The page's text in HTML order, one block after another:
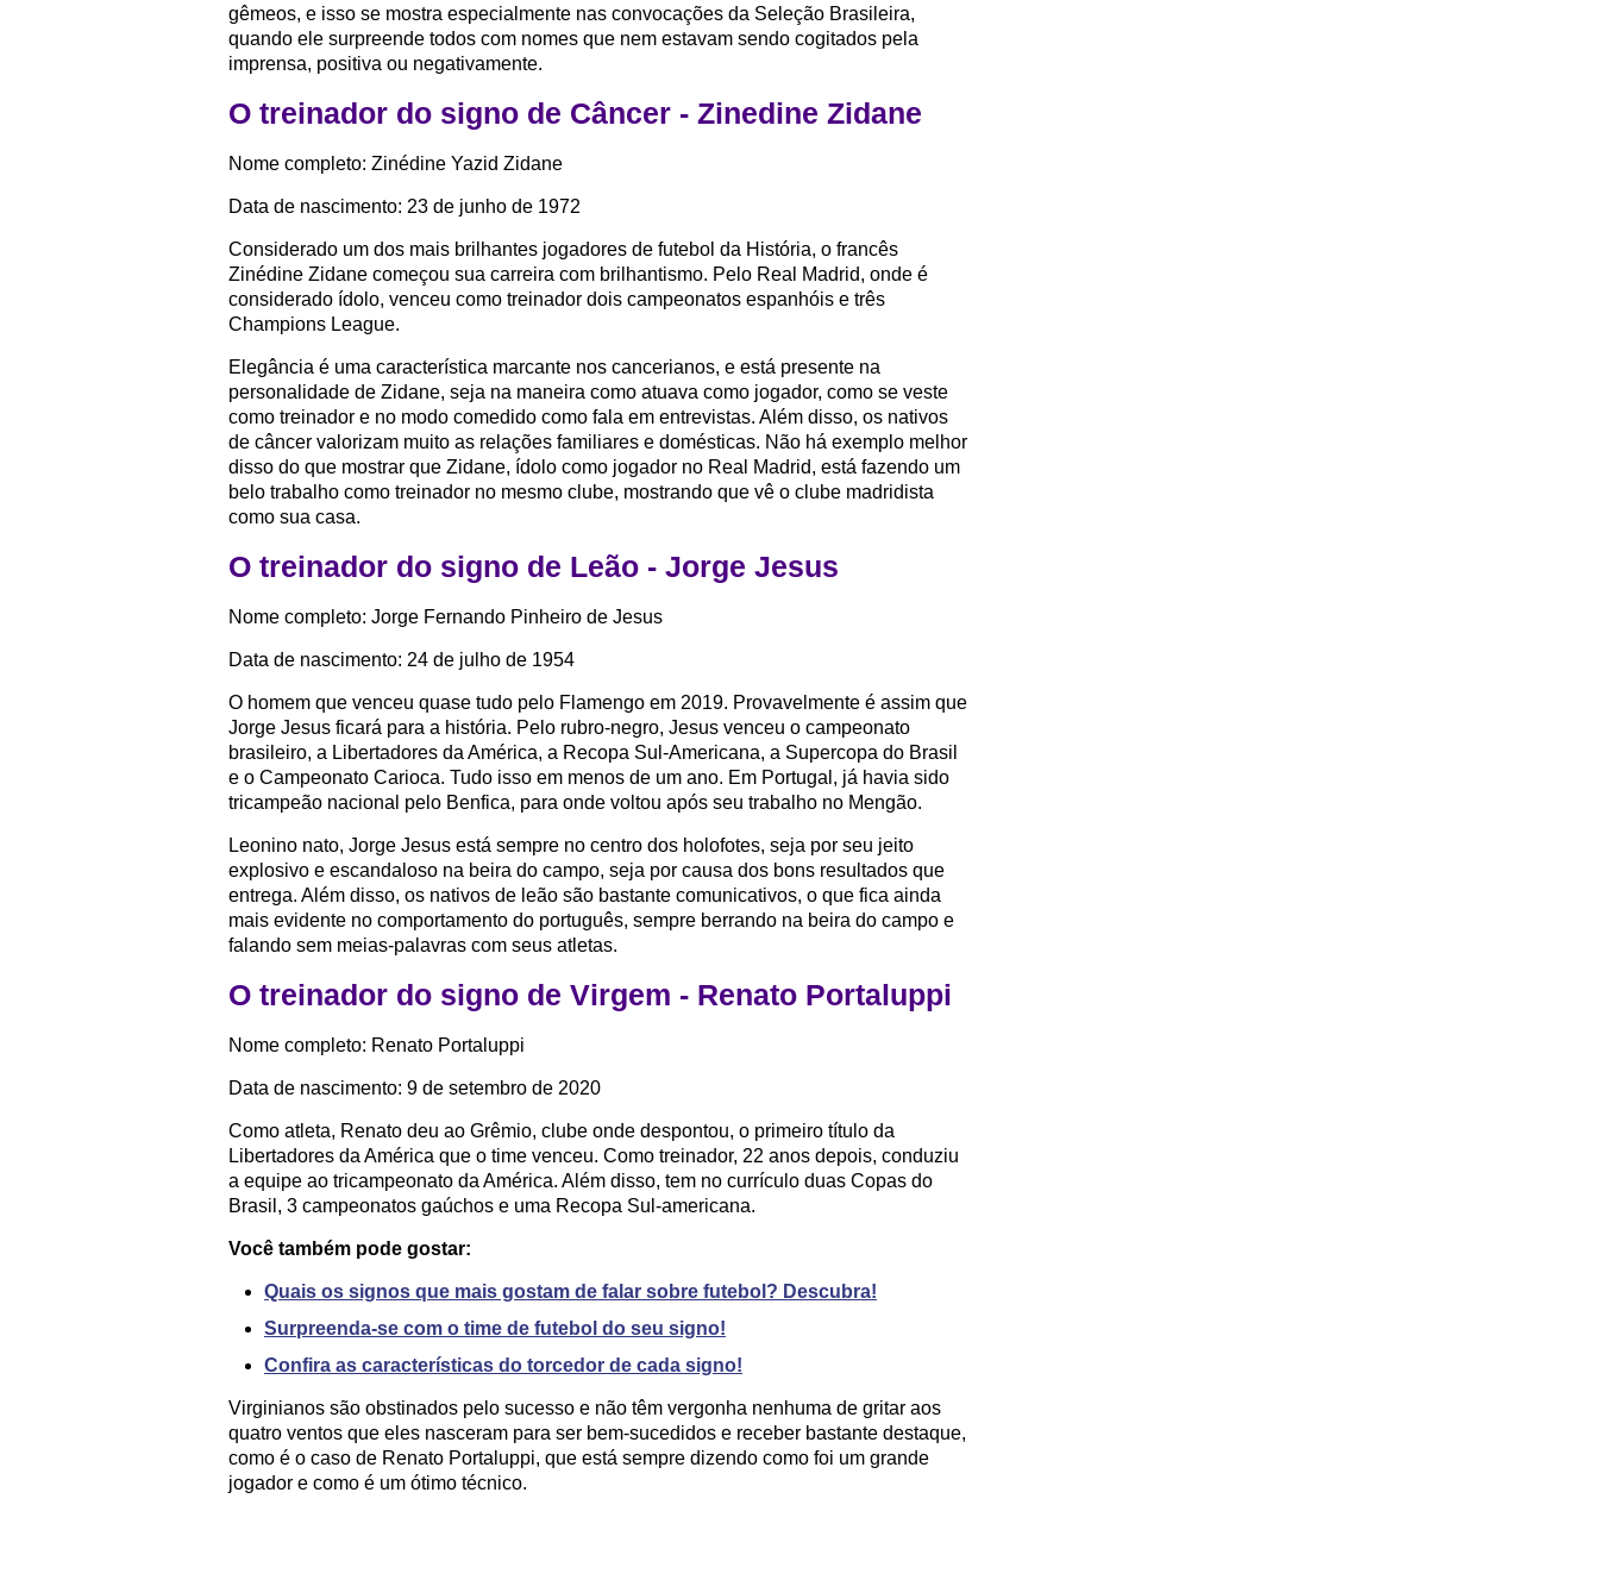
gêmeos, e isso se mostra especialmente nas convocações da Seleção Brasileira,
quando ele surpreende todos com nomes que nem estavam sendo cogitados pela
imprensa, positiva ou negativamente.
O treinador do signo de Câncer - Zinedine Zidane
Nome completo: Zinédine Yazid Zidane
Data de nascimento: 23 de junho de 1972
Considerado um dos mais brilhantes jogadores de futebol da História, o francês
Zinédine Zidane começou sua carreira com brilhantismo. Pelo Real Madrid, onde é
considerado ídolo, venceu como treinador dois campeonatos espanhóis e três
Champions League.
Elegância é uma característica marcante nos cancerianos, e está presente na
personalidade de Zidane, seja na maneira como atuava como jogador, como se veste
como treinador e no modo comedido como fala em entrevistas. Além disso, os nativos
de câncer valorizam muito as relações familiares e domésticas. Não há exemplo melhor
disso do que mostrar que Zidane, ídolo como jogador no Real Madrid, está fazendo um
belo trabalho como treinador no mesmo clube, mostrando que vê o clube madridista
como sua casa.
O treinador do signo de Leão - Jorge Jesus
Nome completo: Jorge Fernando Pinheiro de Jesus
Data de nascimento: 24 de julho de 1954
O homem que venceu quase tudo pelo Flamengo em 2019. Provavelmente é assim que
Jorge Jesus ficará para a história. Pelo rubro-negro, Jesus venceu o campeonato
brasileiro, a Libertadores da América, a Recopa Sul-Americana, a Supercopa do Brasil
e o Campeonato Carioca. Tudo isso em menos de um ano. Em Portugal, já havia sido
tricampeão nacional pelo Benfica, para onde voltou após seu trabalho no Mengão.
Leonino nato, Jorge Jesus está sempre no centro dos holofotes, seja por seu jeito
explosivo e escandaloso na beira do campo, seja por causa dos bons resultados que
entrega. Além disso, os nativos de leão são bastante comunicativos, o que fica ainda
mais evidente no comportamento do português, sempre berrando na beira do campo e
falando sem meias-palavras com seus atletas.
O treinador do signo de Virgem - Renato Portaluppi
Nome completo: Renato Portaluppi
Data de nascimento: 9 de setembro de 2020
Como atleta, Renato deu ao Grêmio, clube onde despontou, o primeiro título da
Libertadores da América que o time venceu. Como treinador, 22 anos depois, conduziu
a equipe ao tricampeonato da América. Além disso, tem no currículo duas Copas do
Brasil, 3 campeonatos gaúchos e uma Recopa Sul-americana.
Você também pode gostar:
Quais os signos que mais gostam de falar sobre futebol? Descubra!
Surpreenda-se com o time de futebol do seu signo!
Confira as características do torcedor de cada signo!
Virginianos são obstinados pelo sucesso e não têm vergonha nenhuma de gritar aos
quatro ventos que eles nasceram para ser bem-sucedidos e receber bastante destaque,
como é o caso de Renato Portaluppi, que está sempre dizendo como foi um grande
jogador e como é um ótimo técnico.